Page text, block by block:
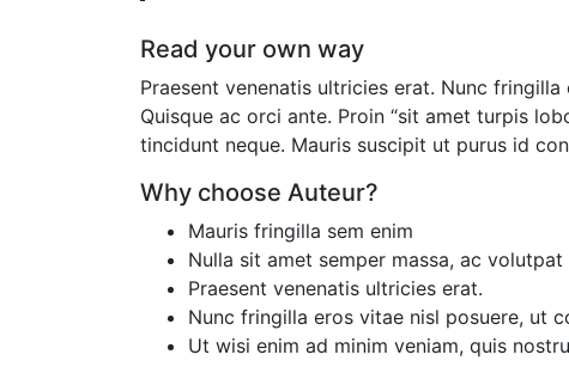
Read your own way
Praesent venenatis ultricies erat. Nunc
Quisque ac orci ante. Proin “sit amet turpis
tincidunt neque. Mauris suscipit ut purus id
Why choose Auteur?
Mauris fringilla sem enim
Nulla sit amet semper massa, ac volutpat
Praesent venenatis ultricies erat.
Nunc fringilla eros vitae nisl posuere, ut
Ut wisi enim ad minim veniam, quis